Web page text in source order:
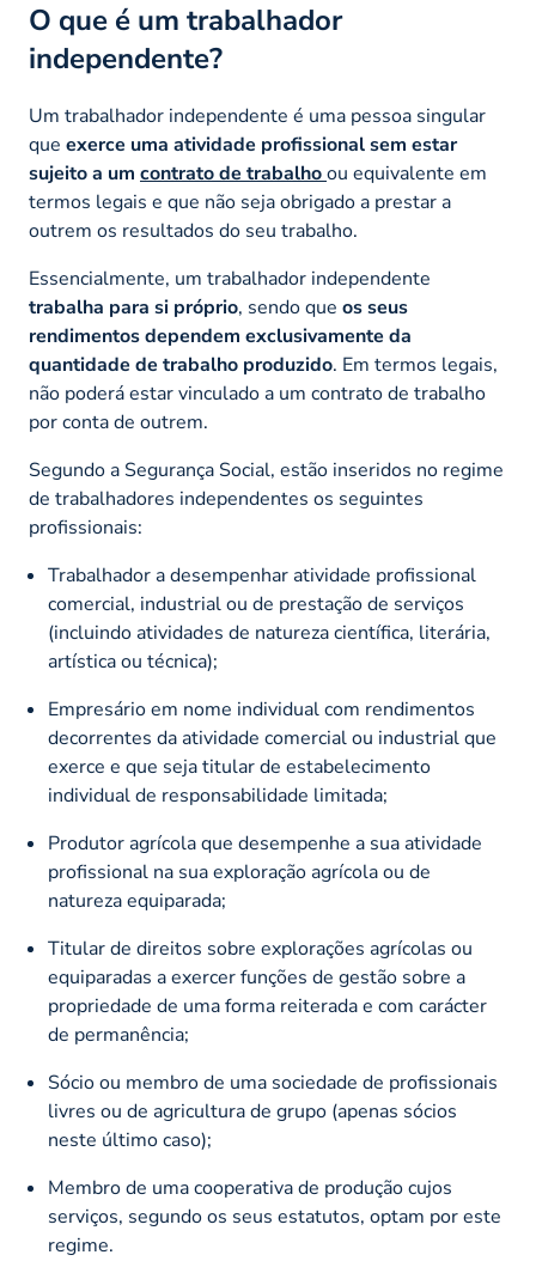
O que é um trabalhador
independente?
Um trabalhador independente é uma pessoa singular
que exerce uma atividade profissional sem estar
sujeito a um contrato de trabalhoou equivalente em
termos legais e que não seja obrigado a prestar a
outrem os resultados do seu trabalho.
Essencialmente, um trabalhador independente
trabalha para si próprio, sendo que os seus
rendimentos dependem exclusivamente da
quantidade de trabalho produzido. Em termos legais,
não poderá estar vinculado a um contrato de trabalho
por conta de outrem.
Segundo a Segurança Social, estão inseridos no regime
de trabalhadores independentes os seguintes
profissionais:
Trabalhador a desempenhar atividade profissional
comercial, industrial ou de prestação de serviços
(incluindo atividades de natureza científica, literária,
artística ou técnica);
Empresário em nome individual com rendimentos
decorrentes da atividade comercial ou industrial que
exerce e que seja titular de estabelecimento
individual de responsabilidade limitada;
Produtor agrícola que desempenhe a sua atividade
profissional na sua exploração agrícola ou de
natureza equiparada;
Titular de direitos sobre explorações agrícolas ou
equiparadas a exercer funções de gestão sobre a
propriedade de uma forma reiterada e com carácter
de permanência;
Sócio ou membro de uma sociedade de profissionais
livres ou de agricultura de grupo (apenas sócios
neste último caso);
Membro de uma cooperativa de produção cujos
serviços, segundo os seus estatutos, optam por este
regime.